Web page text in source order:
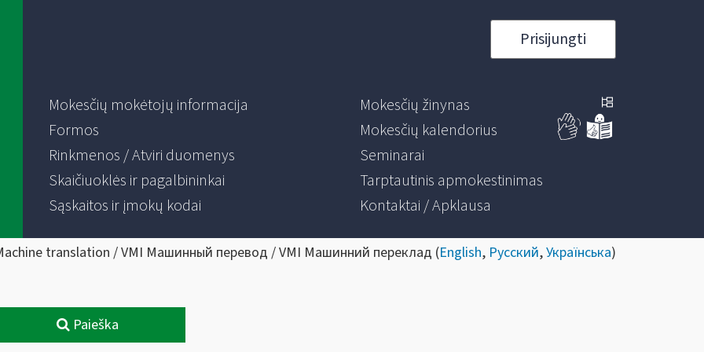
Prisijungti
Mokesčių mokėtojų informacija
Formos
Rinkmenos / Atviri duomenys
Skaičiuoklės ir pagalbininkai
Sąskaitos ir įmokų kodai
Mokesčių žinynas
Mokesčių kalendorius
Seminarai
Tarptautinis apmokestinimas
Kontaktai / Apklausa
translation / VMI Машинный перевод / VMI Машинний переклад (English, Русский,Українська)
Paieška